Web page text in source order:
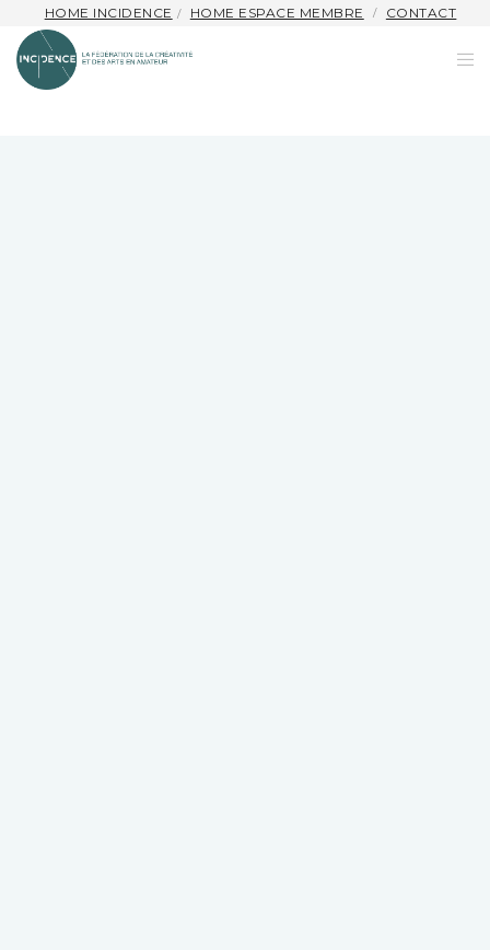
HOME INCIDENCE HOME ESPACE MEMBRE CONTACT